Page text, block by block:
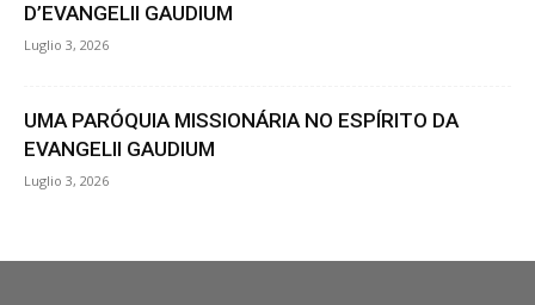
D’EVANGELII GAUDIUM
Luglio 3, 2026
UMA PARÓQUIA MISSIONÁRIA NO ESPÍRITO DA
EVANGELII GAUDIUM
Luglio 3, 2026